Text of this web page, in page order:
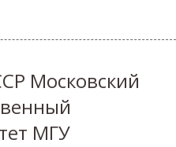
Московский
МГУ